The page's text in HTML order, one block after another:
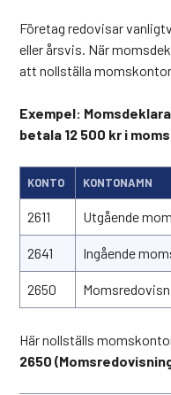
Företag redovisar
eller årsvis. När
att nollställa
Exempel:
betala 12 500 kr i
KONTO KONTONAMN
2611 Utgående
2641 Ingående
2650
Här nollställs
2650